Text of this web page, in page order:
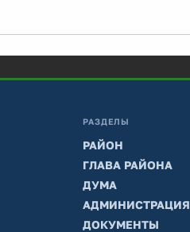
РАЗДЕЛЫ
РАЙОН
ГЛАВА РАЙОНА
ДУМА
АДМИНИСТРАЦИЯ
ДОКУМЕНТЫ